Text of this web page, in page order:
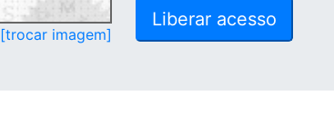
[trocar imagem]